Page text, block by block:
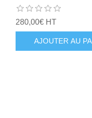
280,00€ HT
AJOUTER AU